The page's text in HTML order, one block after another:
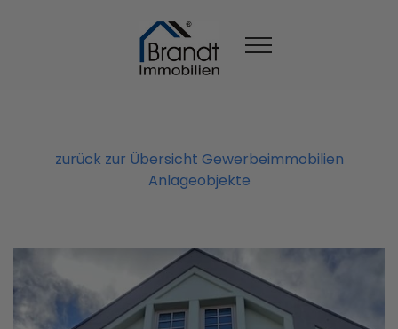
zurück zur Übersicht Gewerbeimmobilien
Anlageobjekte